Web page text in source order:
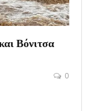
Βόνιτσα
0